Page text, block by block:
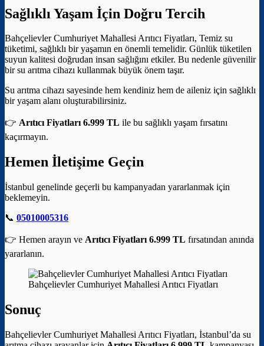
Sağlıklı Yaşam İçin Doğru Tercih
Bahçelievler Cumhuriyet Mahallesi Arıtıcı Fiyatları, Temiz su
tüketimi, sağlıklı bir yaşamın en önemli temelidir. Günlük tüketilen
suyun kalitesi doğrudan insan sağlığını etkiler. Bu nedenle güvenilir
bir su arıtma cihazı kullanmak büyük önem taşır.
Su arıtma cihazı sayesinde hem kendiniz hem de aileniz için sağlıklı
bir yaşam alanı oluşturabilirsiniz.
👉 Arıtıcı Fiyatları 6.999 TL ile bu sağlıklı yaşam fırsatını
kaçırmayın.
Hemen İletişime Geçin
İstanbul genelinde geçerli bu kampanyadan yararlanmak için
beklemeyin.
📞 05010005316
👉 Hemen arayın ve Arıtıcı Fiyatları 6.999 TL fırsatından anında
yararlanın.
Bahçelievler Cumhuriyet Mahallesi Arıtıcı Fiyatları
Sonuç
Bahçelievler Cumhuriyet Mahallesi Arıtıcı Fiyatları, İstanbul’da su